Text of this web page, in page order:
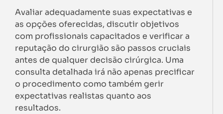
Avaliar adequadamente suas expectativas e
as opções oferecidas, discutir objetivos
com profissionais capacitados e verificar a
reputação do cirurgião são passos cruciais
antes de qualquer decisão cirúrgica. Uma
consulta detalhada irá não apenas precificar
o procedimento como também gerir
expectativas realistas quanto aos
resultados.